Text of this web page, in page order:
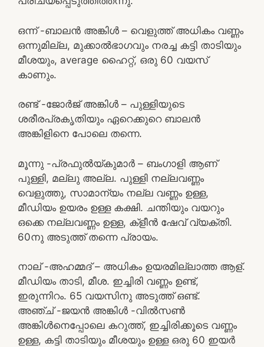
ഒന്ന് -ബാലൻ അങ്കിൾ – വെളുത്ത് അധികം വണ്ണം
ഒന്നുമില്ല, മുക്കാൽഭാഗവും നരച്ച കട്ടി താടിയും
മീശയും, average ഹൈറ്റ്, ഒരു 60 വയസ്
കാണും.
രണ്ട് -ജോർജ് അങ്കിൾ – പുള്ളിയുടെ
ശരീരപ്രകൃതിയും ഏറെക്കുറെ ബാലൻ
അങ്കിളിനെ പോലെ തന്നെ.
മൂന്നു -പ്രഫുൽയ്കുമാർ – ബംഗാളി ആണ്
പുള്ളി, മല്ലു അല്ല. പുള്ളി നല്ലവണ്ണം
വെളുത്തു, സാമാന്യം നല്ല വണ്ണം ഉള്ള,
മീഡിയം ഉയരം ഉള്ള കക്ഷി. ചന്തിയും വയറും
ഒക്കെ നല്ലവണ്ണം ഉള്ള, ക്‌ളീൻ ഷേവ് വ്യക്തി.
60നു അടുത്ത് തന്നെ പ്രായം.
നാല് -അഹമ്മദ് – അധികം ഉയരമില്ലാത്ത ആള്.
മീഡിയം താടി, മീശ. ഇച്ചിരി വണ്ണം ഉണ്ട്,
ഇരുന്നിറം. 65 വയസിനു അടുത്ത് ഒണ്ട്.
അഞ്ച് -ജയൻ അങ്കിൾ -വിൽ‌സൺ
അങ്കിൾനെപ്പോലെ കറുത്ത്, ഇച്ചിരിക്കൂടെ വണ്ണം
ഉള്ള, കട്ടി താടിയും മീശയും ഉള്ള ഒരു 60 ഇയർ